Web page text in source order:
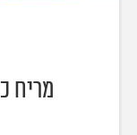
מריח